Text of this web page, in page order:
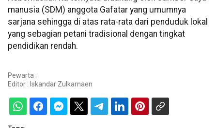
manusia (SDM) anggota Gafatar yang umumnya
sarjana sehingga di atas rata-rata dari penduduk lokal
yang sebagian petani tradisional dengan tingkat
pendidikan rendah.
Pewarta :
Editor : Iskandar Zulkarnaen